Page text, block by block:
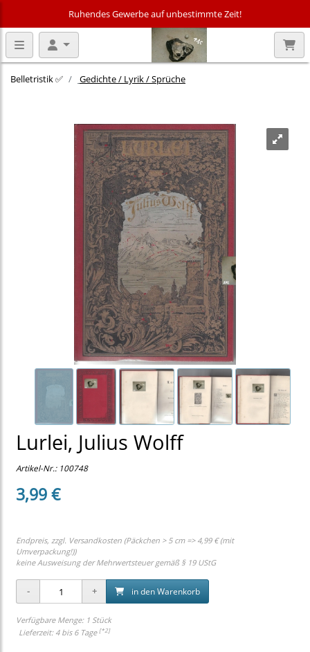
Ruhendes Gewerbe auf unbestimmte Zeit!
Belletristik ✅ Gedichte / Lyrik / Sprüche
Lurlei, Julius Wolff
Artikel-Nr.: 100748
3,99 €
Endpreis, zzgl. Versandkosten (Päckchen > 5 cm => 4,99 € (mit
Umverpackung!))
keine Ausweisung der Mehrwertsteuer gemäß § 19 UStG
in den Warenkorb
Verfügbare Menge: 1 Stück
Lieferzeit: 4 bis 6 Tage [*2]